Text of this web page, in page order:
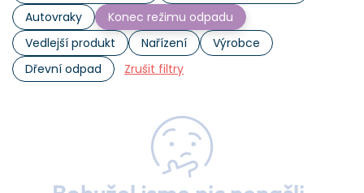
Autovraky
Konec režimu odpadu
Vedlejší produkt
Nařízení
Výrobce
Dřevní odpad
Zrušit filtry